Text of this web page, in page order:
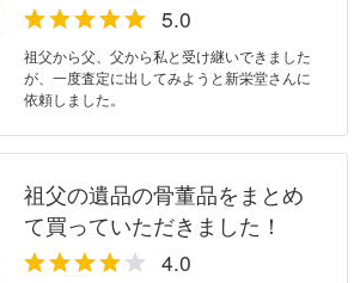
祖父から父、父から私と受け継いできました
が、一度査定に出してみようと新栄堂さんに
依頼しました。
祖父の遺品の骨董品をまとめ
て買っていただきました！